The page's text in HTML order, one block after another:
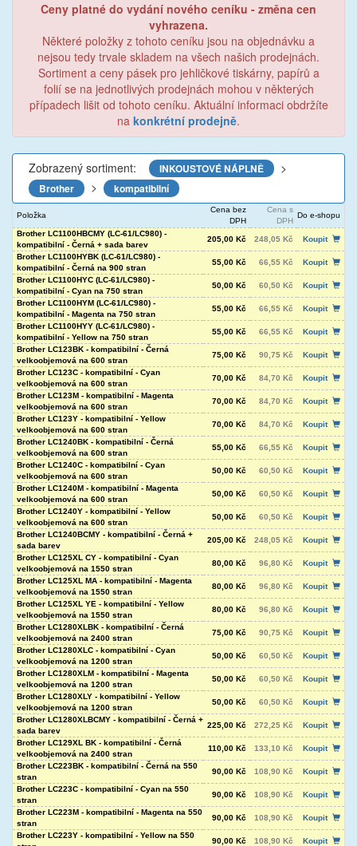
Ceny platné do vydání nového ceníku - změna cen
vyhrazena.
Některé položky z tohoto ceníku jsou na objednávku a
nejsou tedy trvale skladem na všech našich prodejnách.
Sortiment a ceny pásek pro jehličkové tiskárny, papírů a
folií se na jednotlivých prodejnách mohou v některých
případech lišit od tohoto ceníku. Aktuální informaci obdržíte
na konkrétní prodejně.
Zobrazený sortiment: INKOUSTOVÉ NÁPLNĚ >
Brother > kompatibilní
Položka
Cena bez
DPH
Cena s
DPH
Do e-shopu
Brother LC1100HBCMY (LC-61/LC980) -
kompatibilní - Černá + sada barev
205,00 Kč 248,05 Kč
Koupit
Brother LC1100HYBK (LC-61/LC980) -
kompatibilní - Černá na 900 stran
55,00 Kč 66,55 Kč
Koupit
Brother LC1100HYC (LC-61/LC980) -
kompatibilní - Cyan na 750 stran
50,00 Kč 60,50 Kč
Koupit
Brother LC1100HYM (LC-61/LC980) -
kompatibilní - Magenta na 750 stran
55,00 Kč 66,55 Kč
Koupit
Brother LC1100HYY (LC-61/LC980) -
kompatibilní - Yellow na 750 stran
55,00 Kč 66,55 Kč
Koupit
Brother LC123BK - kompatibilní - Černá
velkoobjemová na 600 stran
75,00 Kč 90,75 Kč
Koupit
Brother LC123C - kompatibilní - Cyan
velkoobjemová na 600 stran
70,00 Kč 84,70 Kč
Koupit
Brother LC123M - kompatibilní - Magenta
velkoobjemová na 600 stran
70,00 Kč 84,70 Kč
Koupit
Brother LC123Y - kompatibilní - Yellow
velkoobjemová na 600 stran
70,00 Kč 84,70 Kč
Koupit
Brother LC1240BK - kompatibilní - Černá
velkoobjemová na 600 stran
55,00 Kč 66,55 Kč
Koupit
Brother LC1240C - kompatibilní - Cyan
velkoobjemová na 600 stran
50,00 Kč 60,50 Kč
Koupit
Brother LC1240M - kompatibilní - Magenta
velkoobjemová na 600 stran
50,00 Kč 60,50 Kč
Koupit
Brother LC1240Y - kompatibilní - Yellow
velkoobjemová na 600 stran
50,00 Kč 60,50 Kč
Koupit
Brother LC1240BCMY - kompatibilní - Černá +
sada barev
205,00 Kč 248,05 Kč
Koupit
Brother LC125XL CY - kompatibilní - Cyan
velkoobjemová na 1550 stran
80,00 Kč 96,80 Kč
Koupit
Brother LC125XL MA - kompatibilní - Magenta
velkoobjemová na 1550 stran
80,00 Kč 96,80 Kč
Koupit
Brother LC125XL YE - kompatibilní - Yellow
velkoobjemová na 1550 stran
80,00 Kč 96,80 Kč
Koupit
Brother LC1280XLBK - kompatibilní - Černá
velkoobjemová na 2400 stran
75,00 Kč 90,75 Kč
Koupit
Brother LC1280XLC - kompatibilní - Cyan
velkoobjemová na 1200 stran
50,00 Kč 60,50 Kč
Koupit
Brother LC1280XLM - kompatibilní - Magenta
velkoobjemová na 1200 stran
50,00 Kč 60,50 Kč
Koupit
Brother LC1280XLY - kompatibilní - Yellow
velkoobjemová na 1200 stran
50,00 Kč 60,50 Kč
Koupit
Brother LC1280XLBCMY - kompatibilní - Černá +
sada barev
225,00 Kč 272,25 Kč
Koupit
Brother LC129XL BK - kompatibilní - Černá
velkoobjemová na 2400 stran
110,00 Kč 133,10 Kč
Koupit
Brother LC223BK - kompatibilní - Černá na 550
stran
90,00 Kč 108,90 Kč
Koupit
Brother LC223C - kompatibilní - Cyan na 550
stran
90,00 Kč 108,90 Kč
Koupit
Brother LC223M - kompatibilní - Magenta na 550
stran
90,00 Kč 108,90 Kč
Koupit
Brother LC223Y - kompatibilní - Yellow na 550
90,00 Kč 108,90 Kč
Koupit